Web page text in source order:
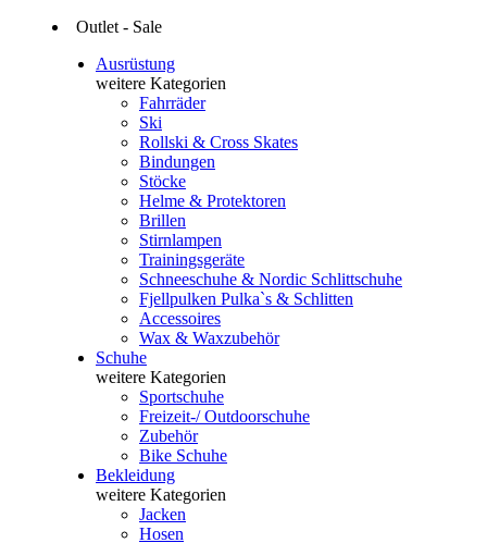
Outlet - Sale
Ausrüstung
weitere Kategorien
Fahrräder
Ski
Rollski & Cross Skates
Bindungen
Stöcke
Helme & Protektoren
Brillen
Stirnlampen
Trainingsgeräte
Schneeschuhe & Nordic Schlittschuhe
Fjellpulken Pulka`s & Schlitten
Accessoires
Wax & Waxzubehör
Schuhe
weitere Kategorien
Sportschuhe
Freizeit-/ Outdoorschuhe
Zubehör
Bike Schuhe
Bekleidung
weitere Kategorien
Jacken
Hosen